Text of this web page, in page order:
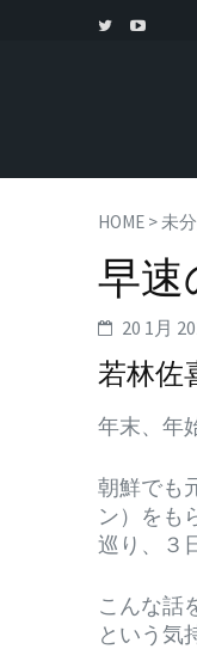
HOME >未
早速
20 1月
若林佐
年末、年
朝鮮でも
ン）をも
巡り、３
こんな話
という気